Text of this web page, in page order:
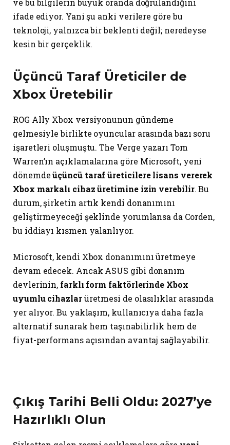
ifade ediyor. Yani şu anki verilere göre bu
teknoloji, yalnızca bir beklenti değil; neredeyse
kesin bir gerçeklik.
Üçüncü Taraf Üreticiler de
Xbox Üretebilir
ROG Ally Xbox versiyonunun gündeme
gelmesiyle birlikte oyuncular arasında bazı soru
işaretleri oluşmuştu. The Verge yazarı Tom
Warren’ın açıklamalarına göre Microsoft, yeni
dönemdeüçüncü taraf üreticilere lisans vererek
Xbox markalı cihaz üretimine izin verebilir. Bu
durum, şirketin artık kendi donanımını
geliştirmeyeceği şeklinde yorumlansa da Corden,
bu iddiayı kısmen yalanlıyor.
Microsoft, kendi Xbox donanımını üretmeye
devam edecek. Ancak ASUS gibi donanım
devlerinin, farklı form faktörlerinde Xbox
uyumlu cihazlarüretmesi de olasılıklar arasında
yer alıyor. Bu yaklaşım, kullanıcıya daha fazla
alternatif sunarak hem taşınabilirlik hem de
fiyat-performans açısından avantaj sağlayabilir.
Çıkış Tarihi Belli Oldu: 2027’ye
Hazırlıklı Olun